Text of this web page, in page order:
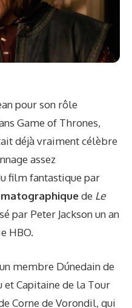
pour son rôle
Game of Thrones,
déjà vraiment célèbre
assez
film fantastique par
de Le
par Peter Jackson un an
HBO.
un membre Dúnedain de
et Capitaine de la Tour
Corne de Vorondil, qui